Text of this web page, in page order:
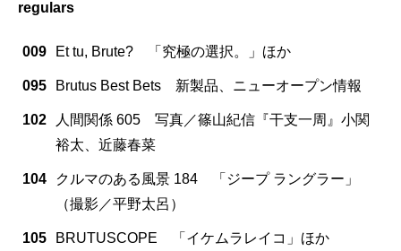
regulars
009 Et tu, Brute? 「究極の選択。」ほか
095 Brutus Best Bets 新製品、ニューオープン情報
102
人間関係 605 写真／篠山紀信『干支一周』小関
裕太、近藤春菜
104
クルマのある風景 184 「ジープ ラングラー」
（撮影／平野太呂）
105 BRUTUSCOPE 「イケムラレイコ」ほか